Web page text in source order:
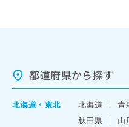
都道府県から探す
北海道 ・ 東北 北海道 青
秋田県
山